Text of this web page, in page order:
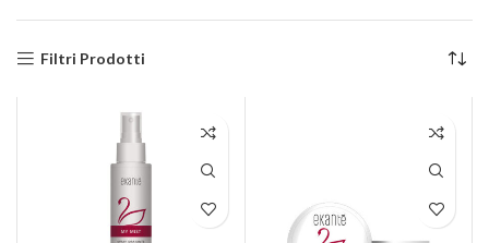
Filtri Prodotti